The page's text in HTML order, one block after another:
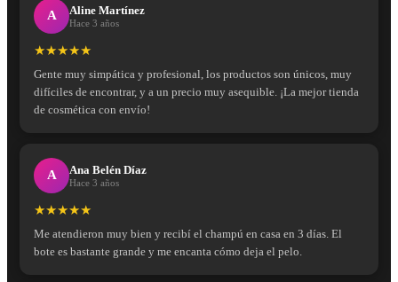
A Aline Martínez
Hace 3 años
★★★★★
Gente muy simpática y profesional, los productos son únicos, muy
difíciles de encontrar, y a un precio muy asequible. ¡La mejor tienda
de cosmética con envío!
A Ana Belén Díaz
Hace 3 años
★★★★★
Me atendieron muy bien y recibí el champú en casa en 3 días. El
bote es bastante grande y me encanta cómo deja el pelo.